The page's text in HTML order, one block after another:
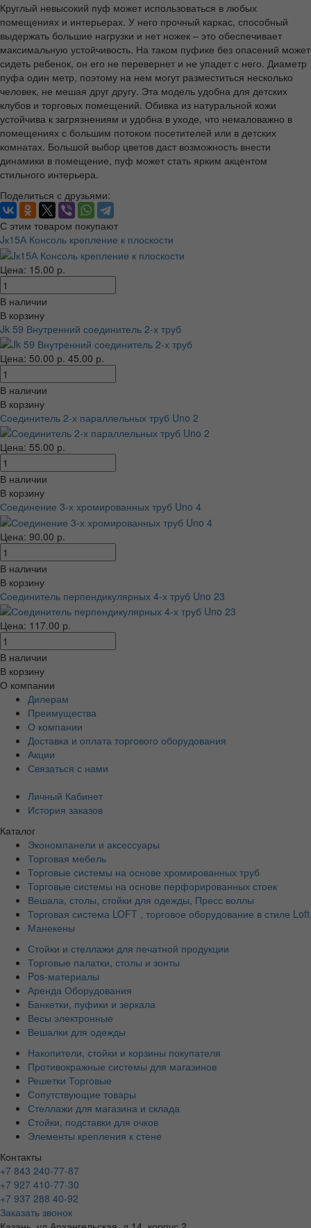
Круглый невысокий пуф может использоваться в любых
помещениях и интерьерах. У него прочный каркас, способный
выдержать большие нагрузки и нет ножек – это обеспечивает
максимальную устойчивость. На таком пуфике без опасений может
сидеть ребенок, он его не перевернет и не упадет с него. Диаметр
пуфа один метр, поэтому на нем могут разместиться несколько
человек, не мешая друг другу. Эта модель удобна для детских
клубов и торговых помещений. Обивка из натуральной кожи
устойчива к загрязнениям и удобна в уходе, что немаловажно в
помещениях с большим потоком посетителей или в детских
комнатах. Большой выбор цветов даст возможность внести
динамики в помещение, пуф может стать ярким акцентом
стильного интерьера.
Поделиться с друзьями:
С этим товаром покупают
Jк15А Консоль крепление к плоскости
Цена: 15.00 р.
В наличии
В корзину
Jk 59 Внутренний соединитель 2-х труб
Цена: 50.00 р. 45.00 р.
В наличии
В корзину
Соединитель 2-х параллельных труб Uno 2
Цена: 55.00 р.
В наличии
В корзину
Соединение 3-х хромированных труб Uno 4
Цена: 90.00 р.
В наличии
В корзину
Соединитель перпендикулярных 4-х труб Uno 23
Цена: 117.00 р.
В наличии
В корзину
О компании
Дилерам
Преимущества
О компании
Доставка и оплата торгового оборудования
Акции
Связаться с нами
Личный Кабинет
История заказов
Каталог
Экономпанели и аксессуары
Торговая мебель
Торговые системы на основе хромированных труб
Торговые системы на основе перфорированных стоек
Вешала, столы, стойки для одежды, Пресс воллы
Торговая система LOFT , торговое оборудование в стиле Loft
Манекены
Стойки и стеллажи для печатной продукции
Торговые палатки, столы и зонты
Pos-материалы
Аренда Оборудования
Банкетки, пуфики и зеркала
Весы электронные
Вешалки для одежды
Накопители, стойки и корзины покупателя
Противокражные системы для магазинов
Решетки Торговые
Сопутствующие товары
Стеллажи для магазина и склада
Стойки, подставки для очков
Элементы крепления к стене
Контакты
+7 843 240-77-87
+7 927 410-77-30
+7 937 288 40-92
Заказать звонок